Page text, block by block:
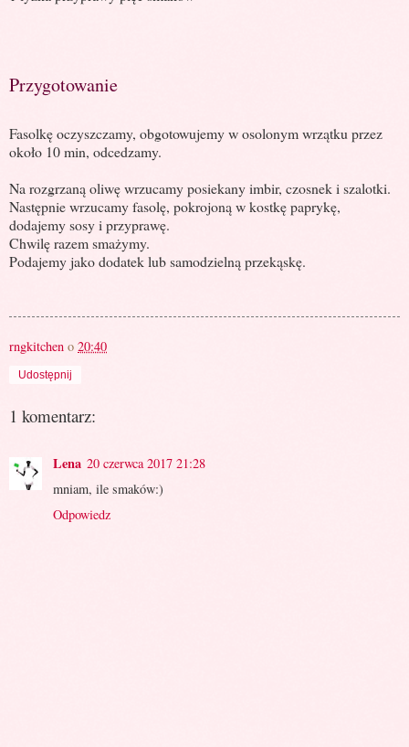
Przygotowanie
Fasolkę oczyszczamy, obgotowujemy w osolonym wrzątku przez
około 10 min, odcedzamy.
Na rozgrzaną oliwę wrzucamy posiekany imbir, czosnek i szalotki.
Następnie wrzucamy fasolę, pokrojoną w kostkę paprykę,
dodajemy sosy i przyprawę.
Chwilę razem smażymy.
Podajemy jako dodatek lub samodzielną przekąskę.
rngkitchen o 20:40
Udostępnij
1 komentarz:
Lena 20 czerwca 2017 21:28
mniam, ile smaków:)
Odpowiedz